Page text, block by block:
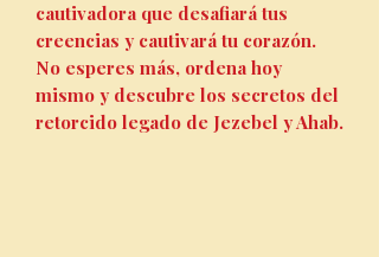
cautivadora que desafiará tus
creencias y cautivará tu corazón.
No esperes más, ordena hoy
mismo y descubre los secretos del
retorcido legado de Jezebel y Ahab.